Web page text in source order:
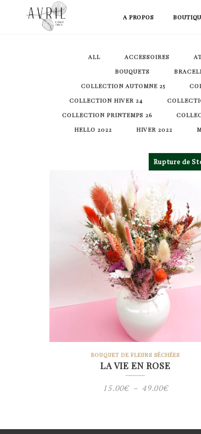
A PROPOS
ALL ACCESSOIRES
BOUQUETS
COLLECTION AUTOMNE 25
COLLECTION HIVER 24
COLLECTION PRINTEMPS 26
HELLO 2022
HIVER 2022
Rupture de
BOUQUET DE FLEURS SÉCHÉES
LA VIE EN ROSE
15.00€ – 49.00€Plage
15.00€